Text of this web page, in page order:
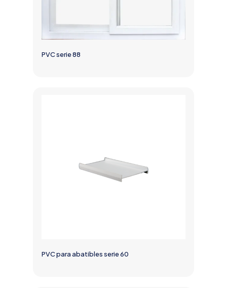
PVC serie 88
PVC para abatibles serie 60